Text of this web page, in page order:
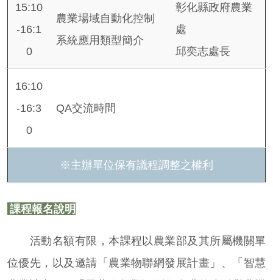
15:10
-16:1
0
農業場域自動化控制
系統應用類型簡介
彰化縣政府農業
處
邱奕志處長
16:10
-16:3
0
QA交流時間
※主辦單位保有議程調整之權利
課程報名說明
活動名額有限，本課程以農業部及其所屬機關單
位優先，以及邀請「農業物聯網發展計畫」、「智慧